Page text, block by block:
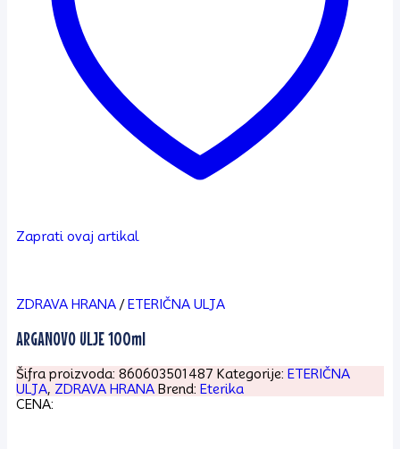
Zaprati ovaj artikal
ZDRAVA HRANA / ETERIČNA ULJA
ARGANOVO ULJE 100ml
Šifra proizvoda: 860603501487 Kategorije: ETERIČNA
ULJA, ZDRAVA HRANA Brend: Eterika
CENA: